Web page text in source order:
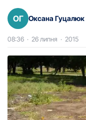
ОГ Оксана Гуцалюк
08:36 · 26 липня · 2015